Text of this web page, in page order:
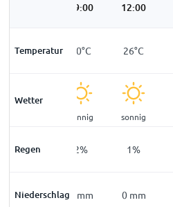
09:00 12:00
Temperatur
13°C 20°C 26°C
Wetter
sonnig sonnig
Regen
6% 2% 1%
Niederschlag
0 mm 0 mm 0 mm